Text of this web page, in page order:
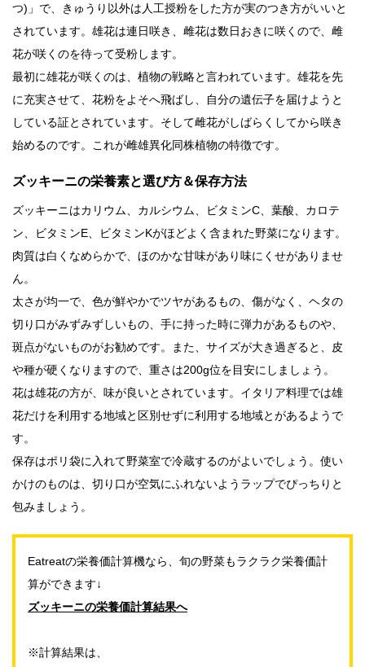
つ)」で、きゅうり以外は人工授粉をした方が実のつき方がいいと
されています。雄花は連日咲き、雌花は数日おきに咲くので、雌
花が咲くのを待って受粉します。
最初に雄花が咲くのは、植物の戦略と言われています。雄花を先
に充実させて、花粉をよそへ飛ばし、自分の遺伝子を届けようと
している証とされています。そして雌花がしばらくしてから咲き
始めるのです。これが雌雄異化同株植物の特徴です。
ズッキーニの栄養素と選び方＆保存方法
ズッキーニはカリウム、カルシウム、ビタミンC、葉酸、カロテ
ン、ビタミンE、ビタミンKがほどよく含まれた野菜になります。
肉質は白くなめらかで、ほのかな甘味があり味にくせがありませ
ん。
太さが均一で、色が鮮やかでツヤがあるもの、傷がなく、ヘタの
切り口がみずみずしいもの、手に持った時に弾力があるものや、
斑点がないものがお勧めです。また、サイズが大き過ぎると、皮
や種が硬くなりますので、重さは200g位を目安にしましょう。
花は雄花の方が、味が良いとされています。イタリア料理では雄
花だけを利用する地域と区別せずに利用する地域とがあるようで
す。
保存はポリ袋に入れて野菜室で冷蔵するのがよいでしょう。使い
かけのものは、切り口が空気にふれないようラップでぴっちりと
包みましょう。
Eatreatの栄養価計算機なら、旬の野菜もラクラク栄養価計
算ができます↓
ズッキーニの栄養価計算結果へ
※計算結果は、